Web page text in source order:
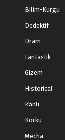
Bilim-Kurgu
Dedektif
Dram
Fantastik
Gizem
Historical
Kanlı
Korku
Mecha